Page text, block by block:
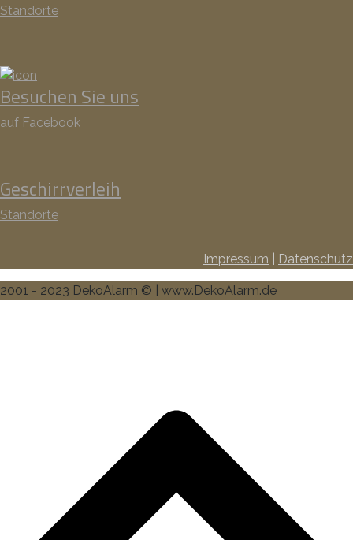
Standorte
Besuchen Sie uns
auf Facebook
Geschirrverleih
Standorte
Impressum Datenschutz
2001 - 2023 DekoAlarm © | www.DekoAlarm.de